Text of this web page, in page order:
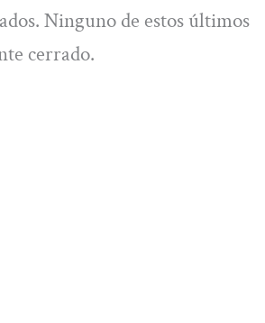
Ninguno de estos últimos
cerrado.